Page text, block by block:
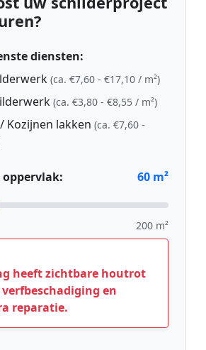
diensten:
(ca. €7,60 - €17,10 / m²)
(ca. €3,80 - €8,55 / m²)
Kozijnen lakken (ca. €7,60 -
oppervlak: 60 m²
200 m²
heeft zichtbare houtrot
en
reparatie.